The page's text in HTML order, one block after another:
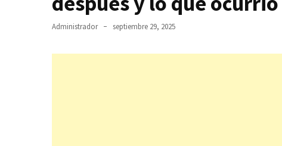
Administrador septiembre 29, 2025